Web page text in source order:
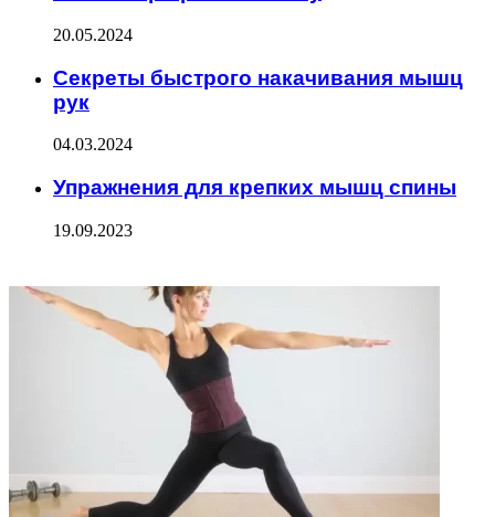
20.05.2024
Секреты быстрого накачивания мышц
рук
04.03.2024
Упражнения для крепких мышц спины
19.09.2023